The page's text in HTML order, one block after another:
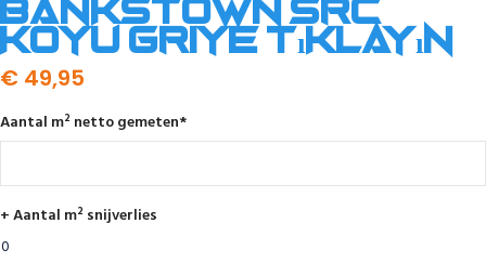
Bankstown SRC
koyu griye tıklayın
€ 49,95
Aantal m² netto gemeten*
+ Aantal m² snijverlies